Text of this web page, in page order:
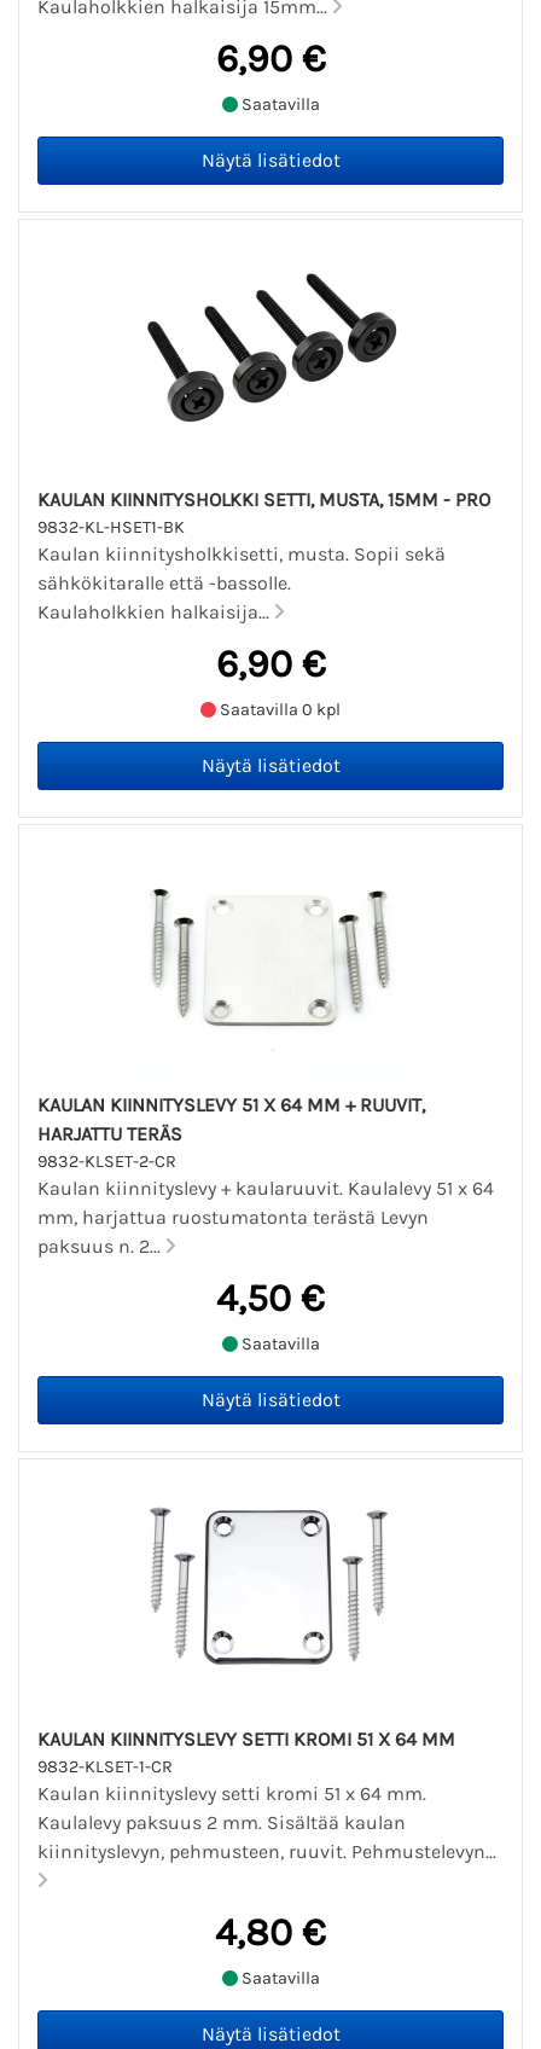
Kaulaholkkien halkaisija 15mm...
6,90 €
Saatavilla
KAULAN KIINNITYSHOLKKI SETTI, MUSTA, 15MM - PRO
9832-KL-HSET1-BK
Kaulan kiinnitysholkkisetti, musta. Sopii sekä
sähkökitaralle että -bassolle.
Kaulaholkkien halkaisija...
6,90 €
Saatavilla 0 kpl
KAULAN KIINNITYSLEVY 51 X 64 MM + RUUVIT,
HARJATTU TERÄS
9832-KLSET-2-CR
Kaulan kiinnityslevy + kaularuuvit. Kaulalevy 51 x 64
mm, harjattua ruostumatonta terästä Levyn
paksuus n. 2...
4,50 €
Saatavilla
KAULAN KIINNITYSLEVY SETTI KROMI 51 X 64 MM
9832-KLSET-1-CR
Kaulan kiinnityslevy setti kromi 51 x 64 mm.
Kaulalevy paksuus 2 mm. Sisältää kaulan
kiinnityslevyn, pehmusteen, ruuvit. Pehmustelevyn...
4,80 €
Saatavilla